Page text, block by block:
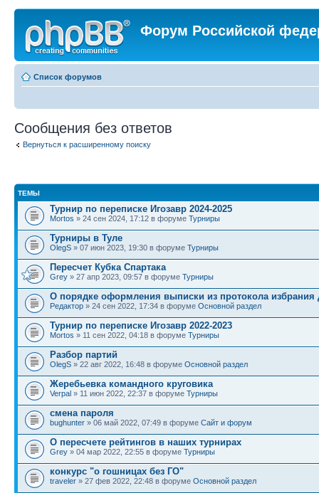
Форум Российской
Список форумов
Сообщения без ответов
Вернуться к расширенному поиску
ТЕМЫ
Турнир по переписке Игозавр 2024-2025
Mortos » 24 сен 2024, 17:12 в форуме Турниры
Турниры в Туле
OlegS » 07 июн 2023, 19:30 в форуме Турниры
Пересчет Кубка Спартака
Grey » 27 апр 2023, 09:57 в форуме Турниры
О порядке оформления выписки из протокола избрания
Редактор » 24 сен 2022, 17:34 в форуме Основной раздел
Турнир по переписке Игозавр 2022-2023
Mortos » 11 сен 2022, 04:18 в форуме Турниры
Разбор партий
OlegS » 22 авг 2022, 16:48 в форуме Основной раздел
Жеребьевка командного круговика
Verpal » 11 июн 2022, 22:37 в форуме Турниры
смена пароля
bughunter » 06 май 2022, 07:49 в форуме Сайт и форум
О пересчете рейтингов в наших турнирах
Grey » 04 мар 2022, 22:55 в форуме Турниры
конкурс "о гошницах без ГО"
traveler » 27 фев 2022, 22:48 в форуме Основной раздел